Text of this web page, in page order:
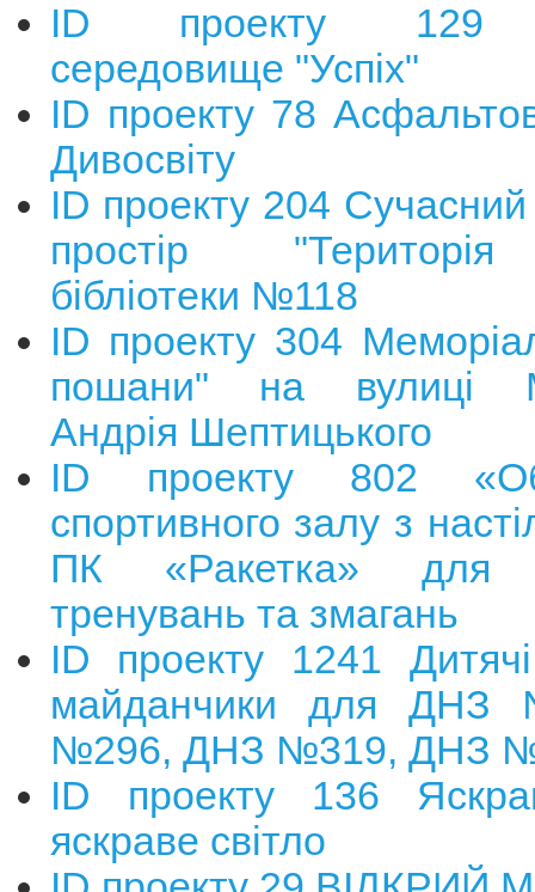
ID проекту 129
середовище "Успіх"
ID проекту 78
Дивосвіту
ID проекту 204 Сучасний
простір
бібліотеки №118
ID проекту 304
пошани" на вулиці
Андрія Шептицького
ID проекту 802
спортивного залу з
ПК «Ракетка» для
тренувань та змагань
ID проекту 1241
майданчики для
№296, ДНЗ №319, ДНЗ
ID проекту 136
яскраве світло